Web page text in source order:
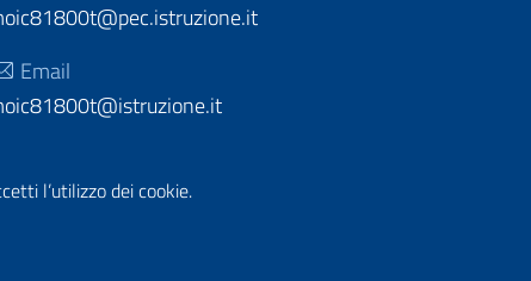
l’utilizzo dei cookie.
Email